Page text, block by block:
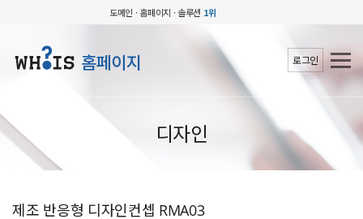
도메인 · 홈페이지 · 솔루션 1위
홈페이지 로그인
디자인
제조 반응형 디자인컨셉 RMA03